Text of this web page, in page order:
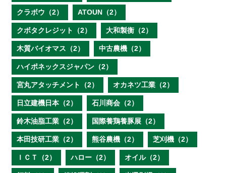
クラボウ（2） ATOUN（2）
クボタクレジット（2） 大和製衡（2）
木質バイオマス（2） 中古農機（2）
ハイポネックスジャパン（2）
宮丸アタッチメント（2） オカネツ工業（2）
日立建機日本（2） 石川商会（2）
鈴木油脂工業（2） 国際養鶏養豚展（2）
本田技研工業（2） 熊谷農機（2） 芝刈機（2）
ＩＣＴ（2） ハロー（2） オイル（2）